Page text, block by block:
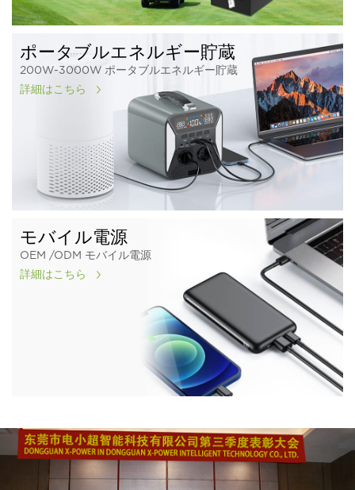
ポータブルエネルギー貯蔵
200W-3000W ポータブルエネルギー貯蔵
詳細はこちら
モバイル電源
OEM /ODM モバイル電源
詳細はこちら